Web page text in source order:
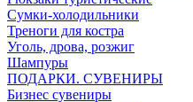
Сумки-холодильники
Треноги для костра
Уголь, дрова, розжиг
Шампуры
ПОДАРКИ. СУВЕНИРЫ
Бизнес сувениры